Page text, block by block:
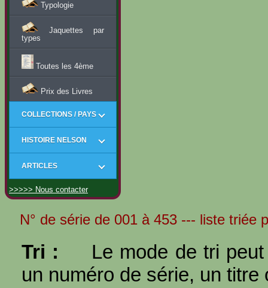
Typologie
Jaquettes par
types
Toutes les 4ème
Prix des Livres
COLLECTIONS / PAYS
HISTOIRE NELSON
ARTICLES
>>>>> Nous contacter
N° de série de 001 à 453 --- liste triée
Tri :
Le mode de tri
un numéro de série, un titre